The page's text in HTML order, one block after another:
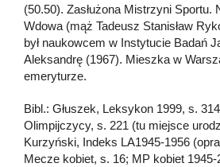
(50.50). Zasłużona Mistrzyni Sportu.
Wdowa (mąż Tadeusz Stanisław
był naukowcem w Instytucie Badań
Aleksandrę (1967). Mieszka w
emeryturze.
Bibl.: Głuszek, Leksykon 1999, s.
Olimpijczycy, s. 221 (tu miejsce
Kurzyński, Indeks LA1945-1956
Mecze kobiet, s. 16; MP kobiet